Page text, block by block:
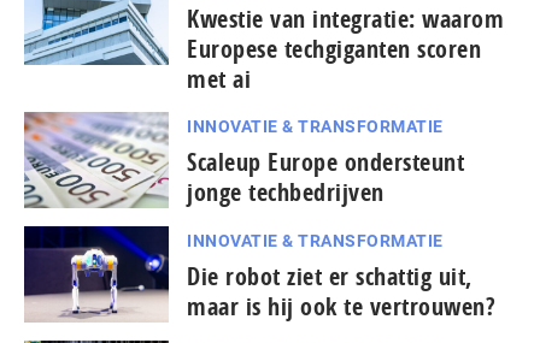
Kwestie van integratie: waarom
Europese techgiganten scoren
met ai
INNOVATIE & TRANSFORMATIE
Scaleup Europe ondersteunt
jonge techbedrijven
INNOVATIE & TRANSFORMATIE
Die robot ziet er schattig uit,
maar is hij ook te vertrouwen?